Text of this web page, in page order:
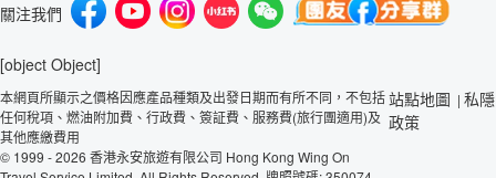
關注我們
[object Object]
本網頁所顯示之價格因應產品種類及出發日期而有所不同，不包括
任何稅項、燃油附加費、行政費、簽証費、服務費(旅行團適用)及
其他應繳費用
© 1999 - 2026 香港永安旅遊有限公司 Hong Kong Wing On
站點地圖 | 私隱
政策